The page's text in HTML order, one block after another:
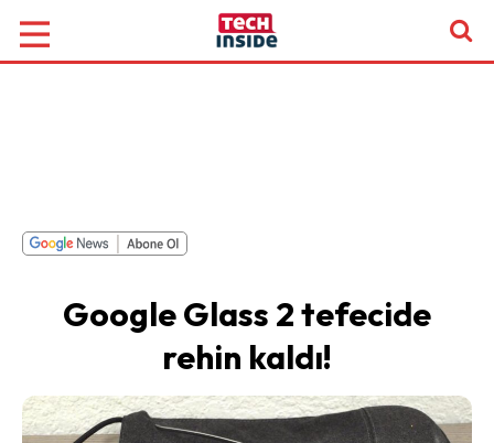
Google Glass 2 tefecide
rehin kaldı!